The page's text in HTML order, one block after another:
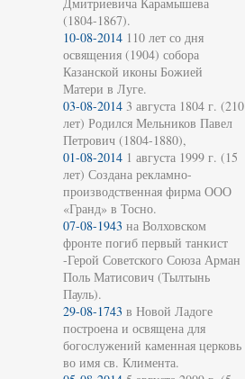
(1804-1867).
10-08-2014 110 лет со дня
освящения (1904) собора
Казанской иконы Божией
Матери в Луге.
03-08-2014 3 августа 1804 г. (210
лет) Родился Мельников Павел
Петрович (1804-1880),
01-08-2014 1 августа 1999 г. (15
лет) Создана рекламно-
производственная фирма ООО
«Гранд» в Тосно.
07-08-1943 на Волховском
фронте погиб первый танкист
-Герой Советского Союза Арман
Поль Матисович (Тылтынь
Пауль).
29-08-1743 в Новой Ладоге
построена и освящена для
богослужений каменная церковь
во имя св. Климента.